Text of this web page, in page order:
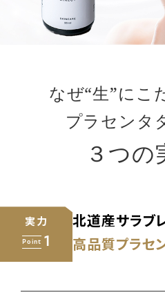
なぜ“生”にこ
プラセンタ
３つの
実力
Point 1
北道産サラブ
高品質プラセ